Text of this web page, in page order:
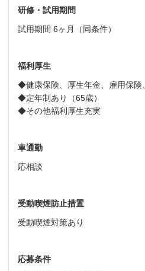
研修・試用期間
試用期間 6ヶ月（同条件）
福利厚生
◆健康保険、厚生年金、雇用保険
◆定年制あり（65歳）
◆その他福利厚生充実
車通勤
応相談
受動喫煙防止措置
受動喫煙対策あり
応募条件